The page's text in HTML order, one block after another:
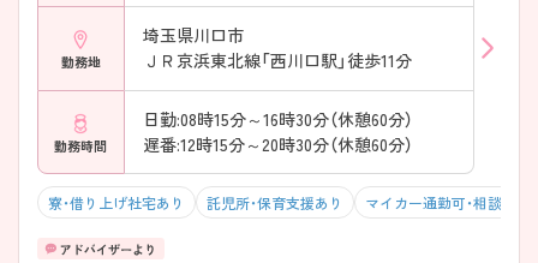
勤務地
埼玉県川口市
ＪＲ京浜東北線「西川口駅」徒歩11分
勤務時間
日勤:08時15分～16時30分（休憩60分）
遅番:12時15分～20時30分（休憩60分）
寮・借り上げ社宅あり 託児所・保育支援あり マイカー通勤可・相談可